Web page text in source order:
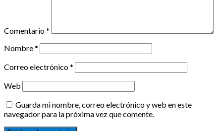
Comentario*
Nombre*
Correo electrónico*
Web
Guarda mi nombre, correo electrónico y web en este
navegador para la próxima vez que comente.